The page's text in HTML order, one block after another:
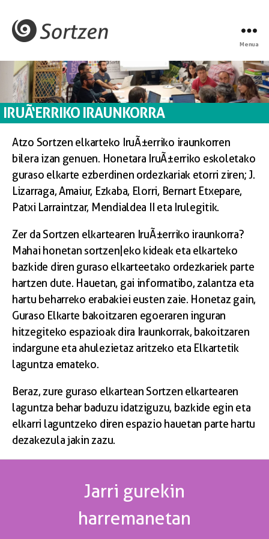
Menua
IRUÃ‘ERRIKO IRAUNKORRA
Atzo Sortzen elkarteko IruÃ±erriko iraunkorren
bilera izan genuen. Honetara IruÃ±erriko eskoletako
guraso elkarte ezberdinen ordezkariak etorri ziren; J.
Lizarraga, Amaiur, Ezkaba, Elorri, Bernart Etxepare,
Patxi Larraintzar, Mendialdea II eta Irulegitik.
Zer da Sortzen elkartearen IruÃ±erriko iraunkorra?
Mahai honetan sortzen|eko kideak eta elkarteko
bazkide diren guraso elkarteetako ordezkariek parte
hartzen dute. Hauetan, gai informatibo, zalantza eta
hartu beharreko erabakiei eusten zaie. Honetaz gain,
Guraso Elkarte bakoitzaren egoeraren inguran
hitzegiteko espazioak dira Iraunkorrak, bakoitzaren
indargune eta ahulezietaz aritzeko eta Elkartetik
laguntza emateko.
Beraz, zure guraso elkartean Sortzen elkartearen
laguntza behar baduzu idatziguzu, bazkide egin eta
elkarri laguntzeko diren espazio hauetan parte hartu
dezakezula jakin zazu.
Jarri gurekin
harremanetan